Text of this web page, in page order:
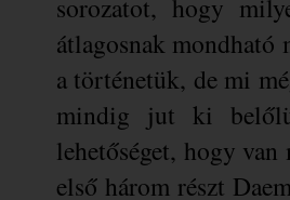
sorozatot, hogy
átlagosnak
a történetük, de mi
mindig jut ki
lehetőséget, hogy
első három részt